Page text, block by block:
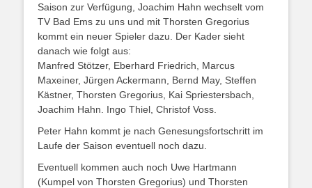
Saison zur Verfügung, Joachim Hahn wechselt vom
TV Bad Ems zu uns und mit Thorsten Gregorius
kommt ein neuer Spieler dazu. Der Kader sieht
danach wie folgt aus:
Manfred Stötzer, Eberhard Friedrich, Marcus
Maxeiner, Jürgen Ackermann, Bernd May, Steffen
Kästner, Thorsten Gregorius, Kai Spriestersbach,
Joachim Hahn. Ingo Thiel, Christof Voss.
Peter Hahn kommt je nach Genesungsfortschritt im
Laufe der Saison eventuell noch dazu.
Eventuell kommen auch noch Uwe Hartmann
(Kumpel von Thorsten Gregorius) und Thorsten